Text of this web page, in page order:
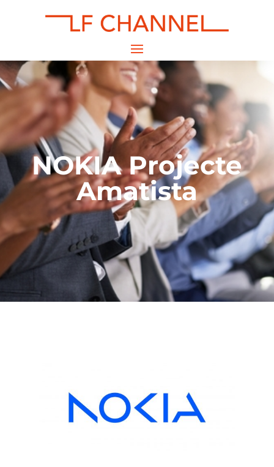
NOKIA Projecte
Amatista